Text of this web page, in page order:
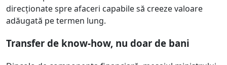
direcționate spre afaceri capabile să creeze valoare
adăugată pe termen lung.
Transfer de know-how, nu doar de bani